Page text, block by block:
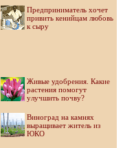
Предприниматель хочет
привить кенийцам любовь
к сыру
Живые удобрения. Какие
растения помогут
улучшить почву?
Виноград на камнях
выращивает житель из
ЮКО